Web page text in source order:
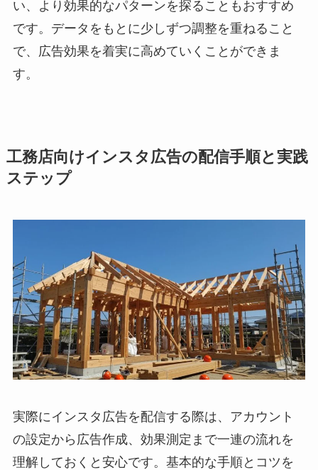
い、より効果的なパターンを探ることもおすすめ
です。データをもとに少しずつ調整を重ねること
で、広告効果を着実に高めていくことができま
す。
工務店向けインスタ広告の配信手順と実践
ステップ
実際にインスタ広告を配信する際は、アカウント
の設定から広告作成、効果測定まで一連の流れを
理解しておくと安心です。基本的な手順とコツを